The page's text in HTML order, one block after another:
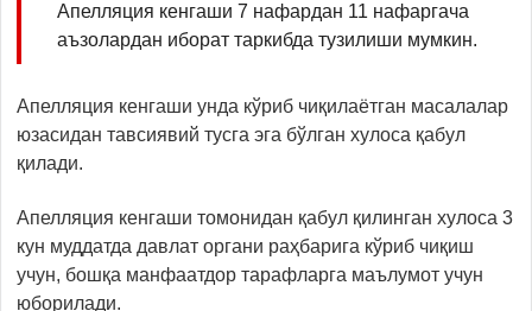
Апелляция кенгаши 7 нафардан 11 нафаргача
аъзолардан иборат таркибда тузилиши мумкин.
Апелляция кенгаши унда кўриб чиқилаётган масалалар
юзасидан тавсиявий тусга эга бўлган хулоса қабул
қилади.
Апелляция кенгаши томонидан қабул қилинган хулоса 3
кун муддатда давлат органи раҳбарига кўриб чиқиш
учун, бошқа манфаатдор тарафларга маълумот учун
юборилади.